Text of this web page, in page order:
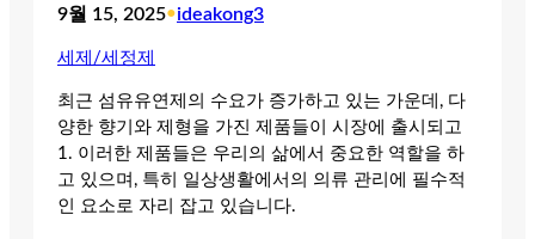
9월 15, 2025•ideakong3
세제/세정제
최근 섬유유연제의 수요가 증가하고 있는 가운데, 다
양한 향기와 제형을 가진 제품들이 시장에 출시되고
1. 이러한 제품들은 우리의 삶에서 중요한 역할을 하
고 있으며, 특히 일상생활에서의 의류 관리에 필수적
인 요소로 자리 잡고 있습니다.